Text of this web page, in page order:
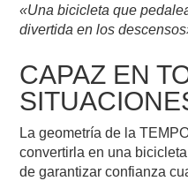
«Una bicicleta que
divertida en los
CAPAZ EN
La geometría de la
convertirla en una
de garantizar confianza